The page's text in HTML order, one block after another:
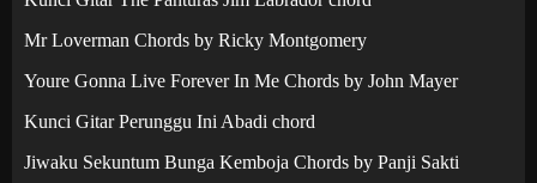
Mr Loverman Chords by Ricky Montgomery
Youre Gonna Live Forever In Me Chords by John Mayer
Kunci Gitar Perunggu Ini Abadi chord
Jiwaku Sekuntum Bunga Kemboja Chords by Panji Sakti